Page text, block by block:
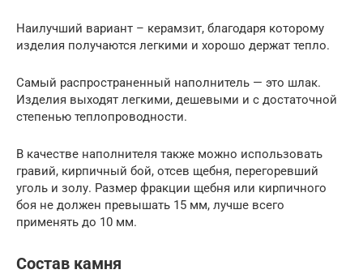
Наилучший вариант – керамзит, благодаря которому
изделия получаются легкими и хорошо держат тепло.
Самый распространенный наполнитель — это шлак.
Изделия выходят легкими, дешевыми и с достаточной
степенью теплопроводности.
В качестве наполнителя также можно использовать
гравий, кирпичный бой, отсев щебня, перегоревший
уголь и золу. Размер фракции щебня или кирпичного
боя не должен превышать 15 мм, лучше всего
применять до 10 мм.
Состав камня